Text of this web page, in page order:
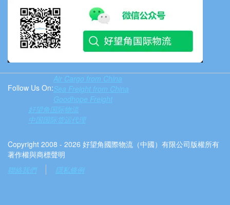
Follow Us On:
Air Cargo from China
Sea Freight from China
Goodhope Freight
好望角国际物流
中国国际货运代理
Copyright 2008 - 2026 好望角國際物流（中國）有限公司版權所有
著作權與商標聲明
聯絡我們
隱私條例